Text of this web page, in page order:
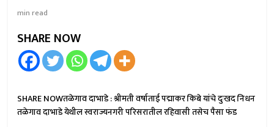
min read
SHARE NOW
SHARE NOWतळेगाव दाभाडे : श्रीमती वर्षाताई पद्माकर किबे यांचे दुःखद निधन
तळेगाव दाभाडे येथील स्वराज्यनगरी परिसरातील रहिवासी तसेच पैसा फंड